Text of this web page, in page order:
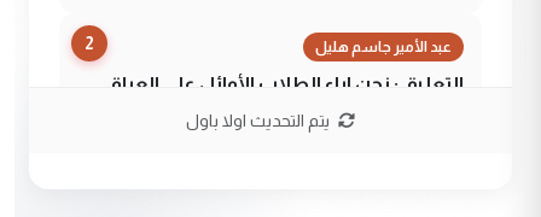
2 عبد الأمير جاسم هليل
التعليق : نحن اباء الطلاب الأوائل على العراق
نتشرف بلقاء السيد احمد الصافي في العتبات
يتم التحديث اولا باول